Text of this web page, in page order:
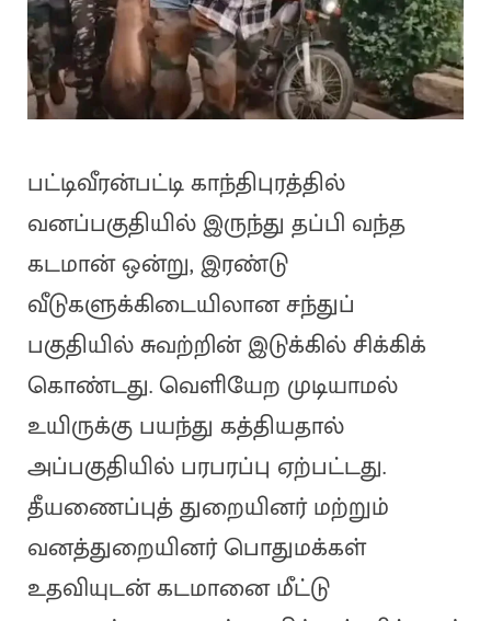
பட்டிவீரன்பட்டி காந்திபுரத்தில்
வனப்பகுதியில் இருந்து தப்பி வந்த
கடமான் ஒன்று, இரண்டு
வீடுகளுக்கிடையிலான சந்துப்
பகுதியில் சுவற்றின் இடுக்கில் சிக்கிக்
கொண்டது. வெளியேற முடியாமல்
உயிருக்கு பயந்து கத்தியதால்
அப்பகுதியில் பரபரப்பு ஏற்பட்டது.
தீயணைப்புத் துறையினர் மற்றும்
வனத்துறையினர் பொதுமக்கள்
உதவியுடன் கடமானை மீட்டு